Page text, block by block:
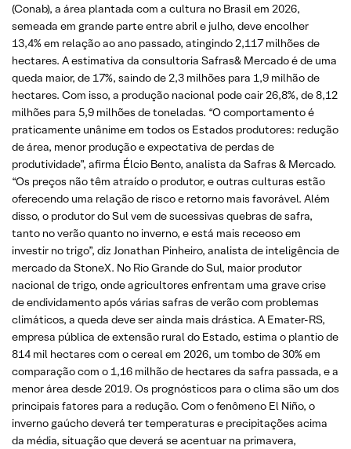
(Conab), a área plantada com a cultura no Brasil em 2026,
semeada em grande parte entre abril e julho, deve encolher
13,4% em relação ao ano passado, atingindo 2,117 milhões de
hectares. A estimativa da consultoria Safras& Mercado é de uma
queda maior, de 17%, saindo de 2,3 milhões para 1,9 milhão de
hectares. Com isso, a produção nacional pode cair 26,8%, de 8,12
milhões para 5,9 milhões de toneladas. “O comportamento é
praticamente unânime em todos os Estados produtores: redução
de área, menor produção e expectativa de perdas de
produtividade”, afirma Élcio Bento, analista da Safras & Mercado.
“Os preços não têm atraído o produtor, e outras culturas estão
oferecendo uma relação de risco e retorno mais favorável. Além
disso, o produtor do Sul vem de sucessivas quebras de safra,
tanto no verão quanto no inverno, e está mais receoso em
investir no trigo”, diz Jonathan Pinheiro, analista de inteligência de
mercado da StoneX. No Rio Grande do Sul, maior produtor
nacional de trigo, onde agricultores enfrentam uma grave crise
de endividamento após várias safras de verão com problemas
climáticos, a queda deve ser ainda mais drástica. A Emater-RS,
empresa pública de extensão rural do Estado, estima o plantio de
814 mil hectares com o cereal em 2026, um tombo de 30% em
comparação com o 1,16 milhão de hectares da safra passada, e a
menor área desde 2019. Os prognósticos para o clima são um dos
principais fatores para a redução. Com o fenômeno El Niño, o
inverno gaúcho deverá ter temperaturas e precipitações acima
da média, situação que deverá se acentuar na primavera,